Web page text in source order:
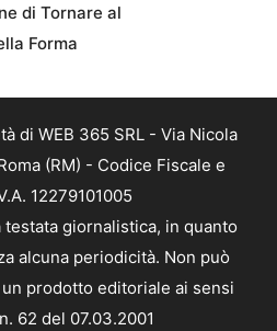
di Tornare al
Forma
di WEB 365 SRL - Via Nicola
(RM) - Codice Fiscale e
12279101005
giornalistica, in quanto
alcuna periodicità. Non può
prodotto editoriale ai sensi
62 del 07.03.2001